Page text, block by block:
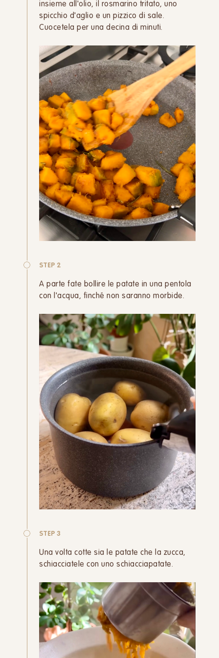
insieme all'olio, il rosmarino tritato, uno
spicchio d'aglio e un pizzico di sale.
Cuocetela per una decina di minuti.
STEP 2
A parte fate bollire le patate in una pentola
con l'acqua, finché non saranno morbide.
STEP 3
Una volta cotte sia le patate che la zucca,
schiacciatele con uno schiacciapatate.